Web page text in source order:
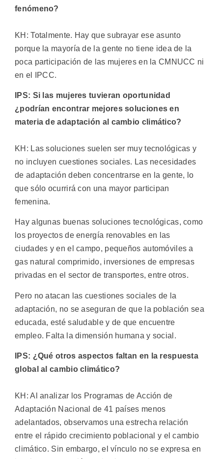
fenómeno?
KH: Totalmente. Hay que subrayar ese asunto
porque la mayoría de la gente no tiene idea de la
poca participación de las mujeres en la CMNUCC ni
en el IPCC.
IPS: Si las mujeres tuvieran oportunidad
¿podrían encontrar mejores soluciones en
materia de adaptación al cambio climático?
KH: Las soluciones suelen ser muy tecnológicas y
no incluyen cuestiones sociales. Las necesidades
de adaptación deben concentrarse en la gente, lo
que sólo ocurrirá con una mayor participan
femenina.
Hay algunas buenas soluciones tecnológicas, como
los proyectos de energía renovables en las
ciudades y en el campo, pequeños automóviles a
gas natural comprimido, inversiones de empresas
privadas en el sector de transportes, entre otros.
Pero no atacan las cuestiones sociales de la
adaptación, no se aseguran de que la población sea
educada, esté saludable y de que encuentre
empleo. Falta la dimensión humana y social.
IPS: ¿Qué otros aspectos faltan en la respuesta
global al cambio climático?
KH: Al analizar los Programas de Acción de
Adaptación Nacional de 41 países menos
adelantados, observamos una estrecha relación
entre el rápido crecimiento poblacional y el cambio
climático. Sin embargo, el vínculo no se expresa en